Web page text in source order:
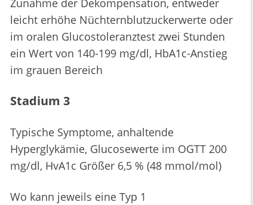
Zunahme der Dekompensation, entweder
leicht erhöhe Nüchternblutzuckerwerte oder
im oralen Glucostoleranztest zwei Stunden
ein Wert von 140-199 mg/dl, HbA1c-Anstieg
im grauen Bereich
Stadium 3
Typische Symptome, anhaltende
Hyperglykämie, Glucosewerte im OGTT 200
mg/dl, HvA1c Größer 6,5 % (48 mmol/mol)
Wo kann jeweils eine Typ 1